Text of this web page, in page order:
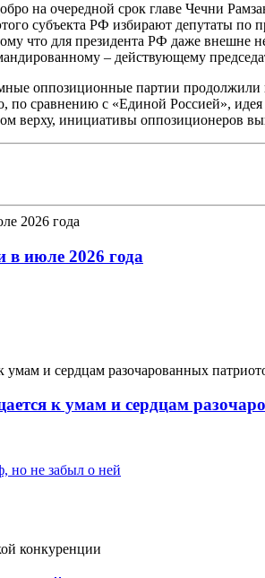
на очередной срок главе Чечни
субъекта РФ избирают депутаты
что для президента РФ даже внешне
– действующему
оппозиционные партии
сравнению с «Единой Россией»,
верху, инициативы оппозиционеров
в июле 2026 года
к умам и сердцам
но не забыл о ней